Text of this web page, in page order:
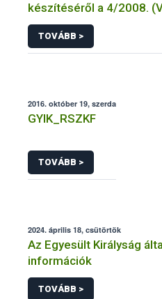
készítéséről a 4/2008.
előírásai alapján
TOVÁBB >
2016. október 19, szerda
GYIK_RSZKF
TOVÁBB >
2024. április 18, csütörtök
Az Egyesült Királyság
információk
TOVÁBB >